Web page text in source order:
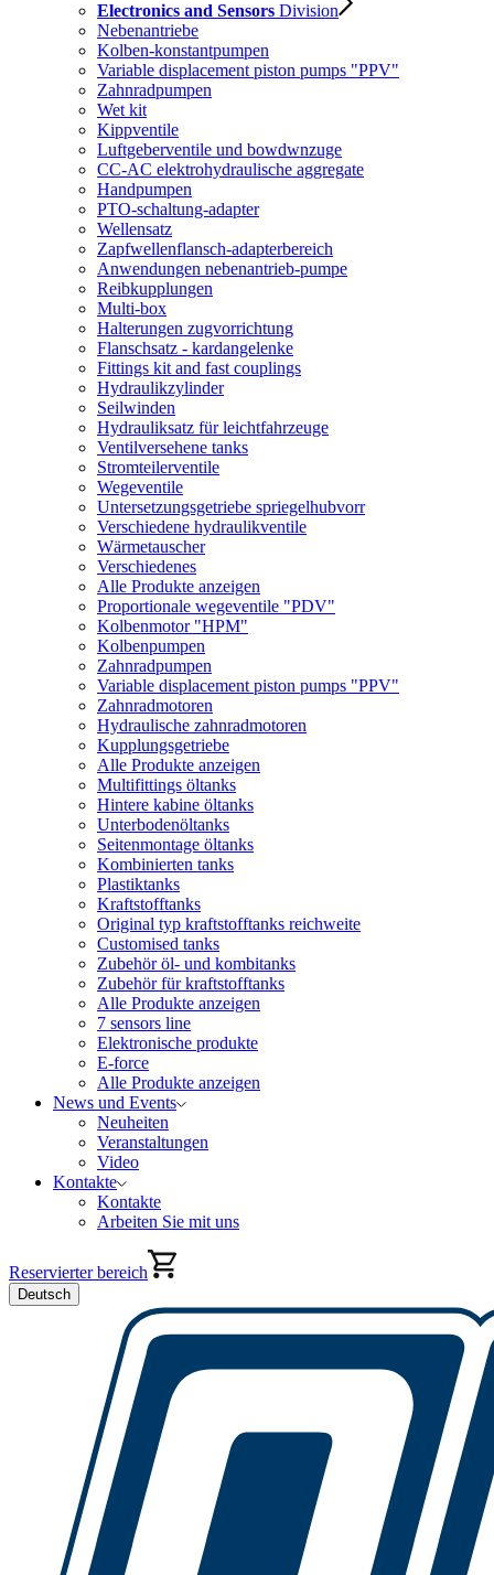
Electronics and Sensors Division
Nebenantriebe
Kolben-konstantpumpen
Variable displacement piston pumps "PPV"
Zahnradpumpen
Wet kit
Kippventile
Luftgeberventile und bowdwnzuge
CC-AC elektrohydraulische aggregate
Handpumpen
PTO-schaltung-adapter
Wellensatz
Zapfwellenflansch-adapterbereich
Anwendungen nebenantrieb-pumpe
Reibkupplungen
Multi-box
Halterungen zugvorrichtung
Flanschsatz - kardangelenke
Fittings kit and fast couplings
Hydraulikzylinder
Seilwinden
Hydrauliksatz für leichtfahrzeuge
Ventilversehene tanks
Stromteilerventile
Wegeventile
Untersetzungsgetriebe spriegelhubvorr
Verschiedene hydraulikventile
Wärmetauscher
Verschiedenes
Alle Produkte anzeigen
Proportionale wegeventile "PDV"
Kolbenmotor "HPM"
Kolbenpumpen
Zahnradpumpen
Variable displacement piston pumps "PPV"
Zahnradmotoren
Hydraulische zahnradmotoren
Kupplungsgetriebe
Alle Produkte anzeigen
Multifittings öltanks
Hintere kabine öltanks
Unterbodenöltanks
Seitenmontage öltanks
Kombinierten tanks
Plastiktanks
Kraftstofftanks
Original typ kraftstofftanks reichweite
Customised tanks
Zubehör öl- und kombitanks
Zubehör für kraftstofftanks
Alle Produkte anzeigen
7 sensors line
Elektronische produkte
E-force
Alle Produkte anzeigen
News und Events
Neuheiten
Veranstaltungen
Video
Kontakte
Kontakte
Arbeiten Sie mit uns
Reservierter bereich
Deutsch